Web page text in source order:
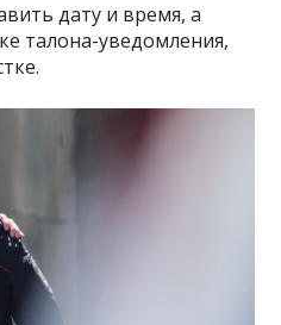
дату и время, а
талона-уведомления,